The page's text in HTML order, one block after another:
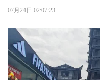
07月24日 02:07:23